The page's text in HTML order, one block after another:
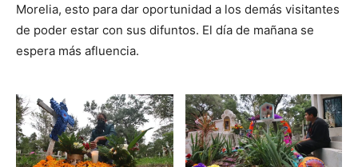
Morelia, esto para dar oportunidad a los demás visitantes
de poder estar con sus difuntos. El día de mañana se
espera más afluencia.